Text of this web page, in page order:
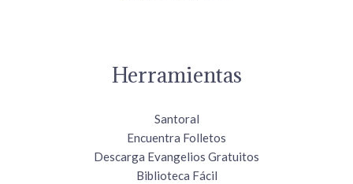
Herramientas
Santoral
Encuentra Folletos
Descarga Evangelios Gratuitos
Biblioteca Fácil